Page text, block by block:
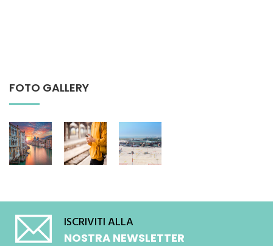
FOTO GALLERY
ISCRIVITI ALLA
NOSTRA NEWSLETTER